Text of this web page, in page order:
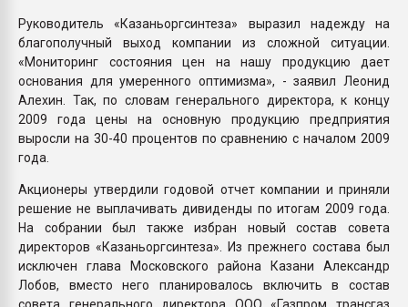
Руководитель «Казаньоргсинтеза» выразил надежду на
благополучный выход компании из сложной ситуации.
«Мониторинг состояния цен на нашу продукцию дает
основания для умеренного оптимизма», - заявил Леонид
Алехин. Так, по словам генерального директора, к концу
2009 года цены на основную продукцию предприятия
выросли на 30-40 процентов по сравнению с началом 2009
года.
Акционеры утвердили годовой отчет компании и приняли
решение не выплачивать дивиденды по итогам 2009 года.
На собрании был также избран новый состав совета
директоров «Казаньоргсинтеза». Из прежнего состава был
исключен глава Московского района Казани Александр
Лобов, вместо него планировалось включить в состав
совета генерального директора ООО «Газпром трансгаз